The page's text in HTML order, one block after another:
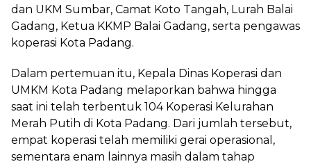
dan UKM Sumbar, Camat Koto Tangah, Lurah Balai
Gadang, Ketua KKMP Balai Gadang, serta pengawas
koperasi Kota Padang.
Dalam pertemuan itu, Kepala Dinas Koperasi dan
UMKM Kota Padang melaporkan bahwa hingga
saat ini telah terbentuk 104 Koperasi Kelurahan
Merah Putih di Kota Padang. Dari jumlah tersebut,
empat koperasi telah memiliki gerai operasional,
sementara enam lainnya masih dalam tahap